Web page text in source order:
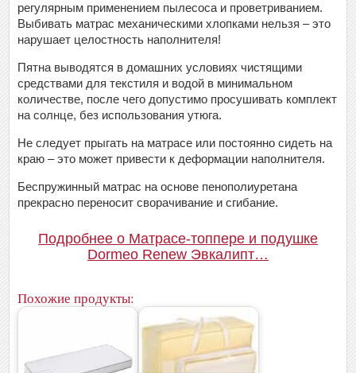
регулярным применением пылесоса и проветриванием.
Выбивать матрас механическими хлопками нельзя – это
нарушает целостность наполнителя!
Пятна выводятся в домашних условиях чистящими
средствами для текстиля и водой в минимальном
количестве, после чего допустимо просушивать комплект
на солнце, без использования утюга.
Не следует прыгать на матрасе или постоянно сидеть на
краю – это может привести к деформации наполнителя.
Беспружинный матрас на основе пенополиуретана
прекрасно переносит сворачивание и сгибание.
Подробнее о Матрасе-топпере и подушке
Dormeo Renew Эвкалипт…
Похожие продукты: